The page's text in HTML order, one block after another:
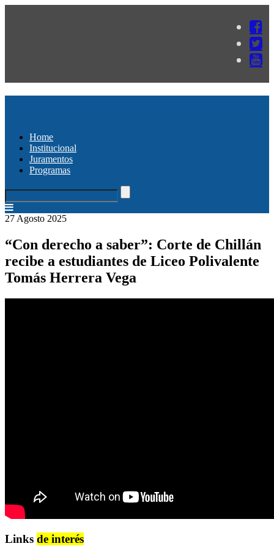
Home
Institucional
Juramentos
Programas
27 Agosto 2025
“Con derecho a saber”: Corte de Chillán
recibe a estudiantes de Liceo Polivalente
Tomás Herrera Vega
Links de interés